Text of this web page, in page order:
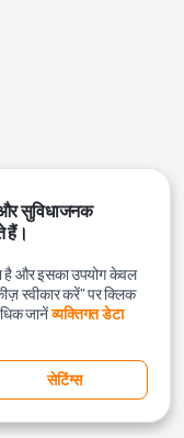
सुविधाजनक
हैं।
है और इसका उपयोग केवल
स्वीकार करें" पर क्लिक
जानेंव्यक्तिगत डेटा
सेटिंग्स